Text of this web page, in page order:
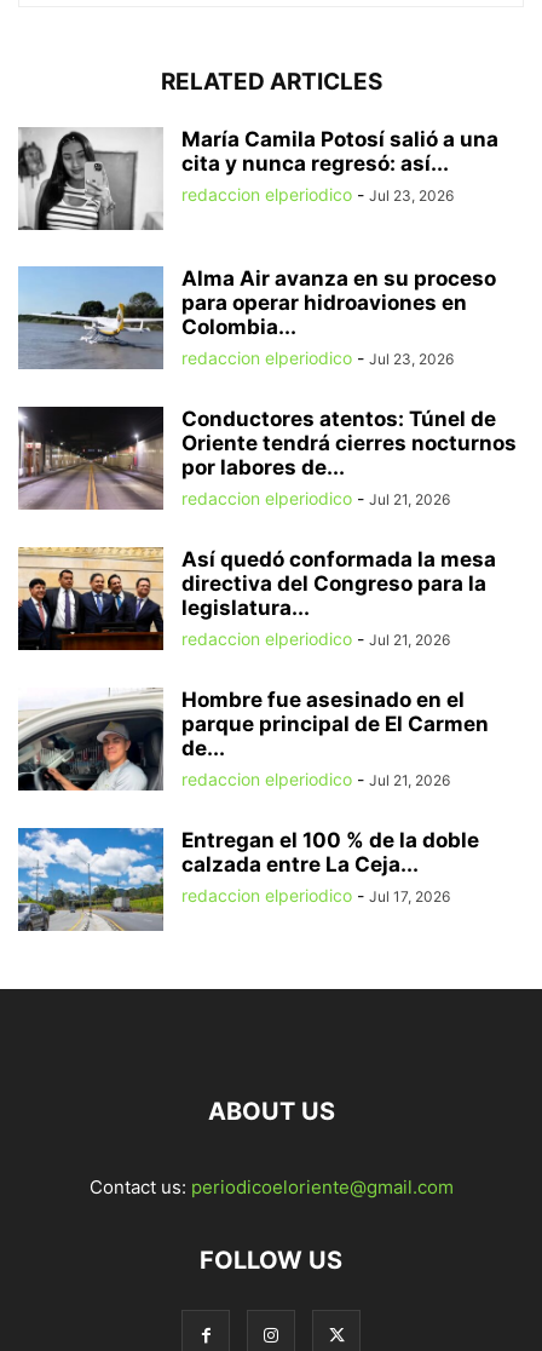
RELATED ARTICLES
María Camila Potosí salió a una
cita y nunca regresó: así...
redaccion elperiodico - Jul 23, 2026
Alma Air avanza en su proceso
para operar hidroaviones en
Colombia...
redaccion elperiodico - Jul 23, 2026
Conductores atentos: Túnel de
Oriente tendrá cierres nocturnos
por labores de...
redaccion elperiodico - Jul 21, 2026
Así quedó conformada la mesa
directiva del Congreso para la
legislatura...
redaccion elperiodico - Jul 21, 2026
Hombre fue asesinado en el
parque principal de El Carmen
de...
redaccion elperiodico - Jul 21, 2026
Entregan el 100 % de la doble
calzada entre La Ceja...
redaccion elperiodico - Jul 17, 2026
ABOUT US
Contact us: periodicoeloriente@gmail.com
FOLLOW US